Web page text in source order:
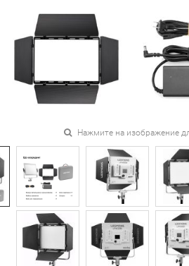
Нажмите на изображение